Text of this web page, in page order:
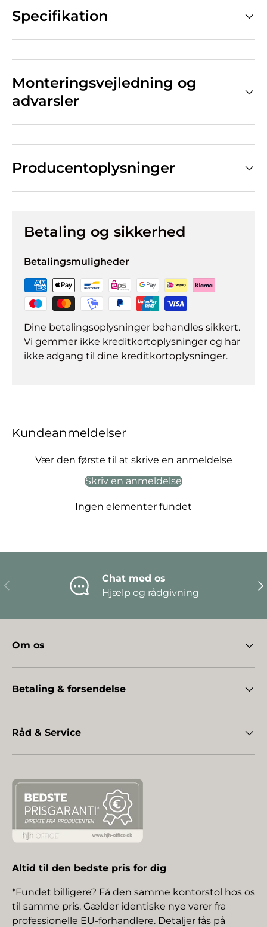
Specifikation
Monteringsvejledning og
advarsler
Producentoplysninger
Betaling og sikkerhed
Betalingsmuligheder
Dine betalingsoplysninger behandles sikkert.
Vi gemmer ikke kreditkortoplysninger og har
ikke adgang til dine kreditkortoplysninger.
Kundeanmeldelser
Vær den første til at skrive en anmeldelse
Skriv en anmeldelse
Ingen elementer fundet
Forrige
Chat med os
Hjælp og rådgivning
Om os
Betaling & forsendelse
Råd & Service
Altid til den bedste pris for dig
*Fundet billigere? Få den samme kontorstol hos os
til samme pris. Gælder identiske nye varer fra
professionelle EU-forhandlere. Detaljer fås på